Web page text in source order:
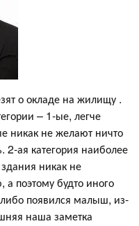
о окладе на жилищу .
– 1-ые, легче
никак не желают ничто
2-ая категория наиболее
никак не
а поэтому будто иного
появился малыш, из-
наша заметка